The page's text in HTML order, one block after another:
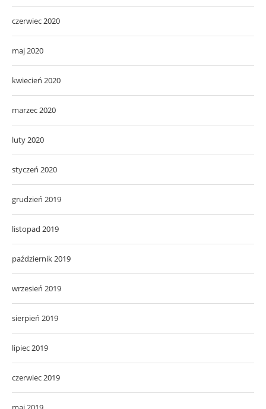
czerwiec 2020
maj 2020
kwiecień 2020
marzec 2020
luty 2020
styczeń 2020
grudzień 2019
listopad 2019
październik 2019
wrzesień 2019
sierpień 2019
lipiec 2019
czerwiec 2019